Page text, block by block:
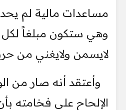
مساعدات مالية لم
وهي ستكون مبلغاً
لايسمن ولايغني من
وأعتقد أنه صار من
الإلحاح على فخامته